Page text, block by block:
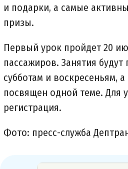
и подарки, а самые
призы.
Первый урок пройдет 20
пассажиров. Занятия будут
субботам и воскресеньям,
посвящен одной теме. Для
регистрация.
Фото: пресс-служба